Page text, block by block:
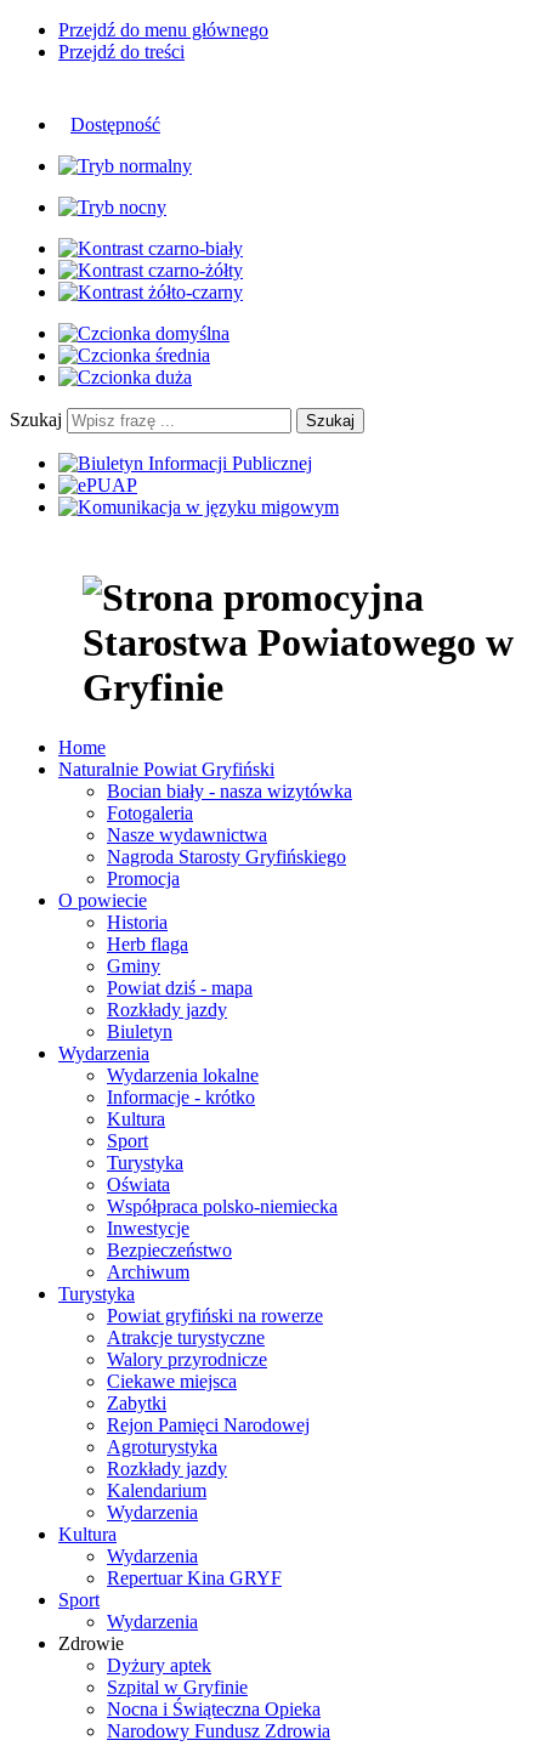
Przejdź do menu głównego
Przejdź do treści
Dostępność
Szukaj Szukaj
Home
Naturalnie Powiat Gryfiński
Bocian biały - nasza wizytówka
Fotogaleria
Nasze wydawnictwa
Nagroda Starosty Gryfińskiego
Promocja
O powiecie
Historia
Herb flaga
Gminy
Powiat dziś - mapa
Rozkłady jazdy
Biuletyn
Wydarzenia
Wydarzenia lokalne
Informacje - krótko
Kultura
Sport
Turystyka
Oświata
Współpraca polsko-niemiecka
Inwestycje
Bezpieczeństwo
Archiwum
Turystyka
Powiat gryfiński na rowerze
Atrakcje turystyczne
Walory przyrodnicze
Ciekawe miejsca
Zabytki
Rejon Pamięci Narodowej
Agroturystyka
Rozkłady jazdy
Kalendarium
Wydarzenia
Kultura
Wydarzenia
Repertuar Kina GRYF
Sport
Wydarzenia
Zdrowie
Dyżury aptek
Szpital w Gryfinie
Nocna i Świąteczna Opieka
Narodowy Fundusz Zdrowia